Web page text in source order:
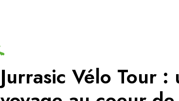
Jurrasic Vélo Tour :